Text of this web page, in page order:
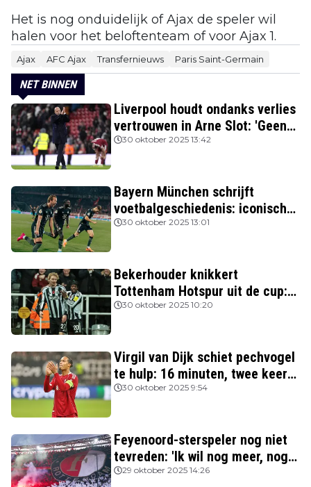
Het is nog onduidelijk of Ajax de speler wil
halen voor het beloftenteam of voor Ajax 1.
Ajax AFC Ajax Transfernieuws Paris Saint-Germain
NET BINNEN
Liverpool houdt ondanks verlies
vertrouwen in Arne Slot: 'Geen
kans'
30 oktober 2025 13:42
Bayern München schrijft
voetbalgeschiedenis: iconische
Nederlanders verslagen
30 oktober 2025 13:01
Bekerhouder knikkert
Tottenham Hotspur uit de cup:
drie van de vier topclubs nog in
30 oktober 2025 10:20
Virgil van Dijk schiet pechvogel
te hulp: 16 minuten, twee keer
rood
30 oktober 2025 9:54
Feyenoord-sterspeler nog niet
tevreden: 'Ik wil nog meer, nog
beter spelen'
29 oktober 2025 14:26